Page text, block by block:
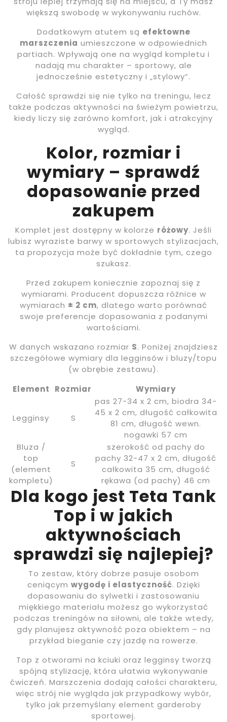
większą swobodę w wykonywaniu ruchów.
Dodatkowym atutem są efektowne
marszczenia umieszczone w odpowiednich
partiach. Wpływają one na wygląd kompletu i
nadają mu charakter – sportowy, ale
jednocześnie estetyczny i „stylowy”.
Całość sprawdzi się nie tylko na treningu, lecz
także podczas aktywności na świeżym powietrzu,
kiedy liczy się zarówno komfort, jak i atrakcyjny
wygląd.
Kolor, rozmiar i
wymiary – sprawdź
dopasowanie przed
zakupem
Komplet jest dostępny w kolorze różowy. Jeśli
lubisz wyraziste barwy w sportowych stylizacjach,
ta propozycja może być dokładnie tym, czego
szukasz.
Przed zakupem koniecznie zapoznaj się z
wymiarami. Producent dopuszcza różnice w
wymiarach ± 2 cm, dlatego warto porównać
swoje preferencje dopasowania z podanymi
wartościami.
W danych wskazano rozmiar S. Poniżej znajdziesz
szczegółowe wymiary dla legginsów i bluzy/topu
(w obrębie zestawu).
Element
Rozmiar Wymiary
Legginsy S
pas 27-34 x 2 cm, biodra 34-
45 x 2 cm, długość całkowita
81 cm, długość wewn.
nogawki 57 cm
Bluza /
top
(element
kompletu)
S
szerokość od pachy do
pachy 32-47 x 2 cm, długość
całkowita 35 cm, długość
rękawa (od pachy) 46 cm
Dla kogo jest Teta Tank
Top i w jakich
aktywnościach
sprawdzi się najlepiej?
To zestaw, który dobrze pasuje osobom
ceniącym wygodę i elastyczność. Dzięki
dopasowaniu do sylwetki i zastosowaniu
miękkiego materiału możesz go wykorzystać
podczas treningów na siłowni, ale także wtedy,
gdy planujesz aktywność poza obiektem – na
przykład bieganie czy jazdę na rowerze.
Top z otworami na kciuki oraz legginsy tworzą
spójną stylizację, która ułatwia wykonywanie
ćwiczeń. Marszczenia dodają całości charakteru,
więc strój nie wygląda jak przypadkowy wybór,
tylko jak przemyślany element garderoby
sportowej.